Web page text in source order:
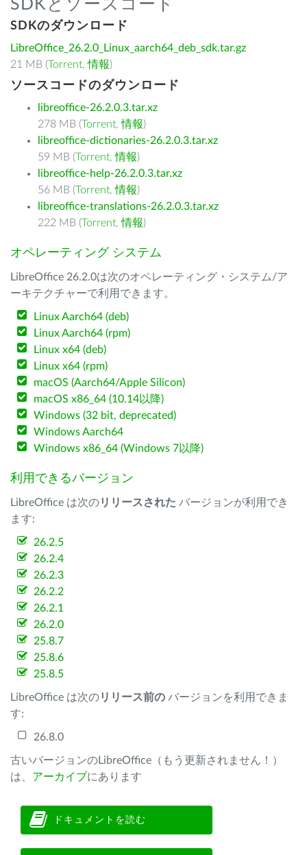
SDKとソースコード
SDKのダウンロード
LibreOffice_26.2.0_Linux_aarch64_deb_sdk.tar.gz
21 MB (Torrent,情報)
ソースコードのダウンロード
libreoffice-26.2.0.3.tar.xz
278 MB (Torrent,情報)
libreoffice-dictionaries-26.2.0.3.tar.xz
59 MB (Torrent,情報)
libreoffice-help-26.2.0.3.tar.xz
56 MB (Torrent,情報)
libreoffice-translations-26.2.0.3.tar.xz
222 MB (Torrent,情報)
オペレーティング システム
LibreOffice 26.2.0は次のオペレーティング・システム/ア
ーキテクチャーで利用できます。
Linux Aarch64 (deb)
Linux Aarch64 (rpm)
Linux x64 (deb)
Linux x64 (rpm)
macOS (Aarch64/Apple Silicon)
macOS x86_64 (10.14以降)
Windows (32 bit, deprecated)
Windows Aarch64
Windows x86_64 (Windows 7以降)
利用できるバージョン
LibreOffice は次のリリースされた バージョンが利用でき
ます:
26.2.5
26.2.4
26.2.3
26.2.2
26.2.1
26.2.0
25.8.7
25.8.6
25.8.5
LibreOffice は次のリリース前の バージョンを利用できま
す:
26.8.0
古いバージョンのLibreOffice（もう更新されません！）
は、 アーカイブにあります
ドキュメントを読む